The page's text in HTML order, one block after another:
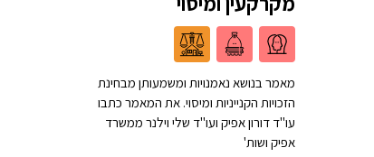
מאמר בנושא נאמנויות ומשמעותן מבחינת
הזכויות הקנייניות ומיסוי. את המאמר כתבו
עו"ד דורון אפיק ועו"ד שלי וילנר ממשרד
אפיק ושות'